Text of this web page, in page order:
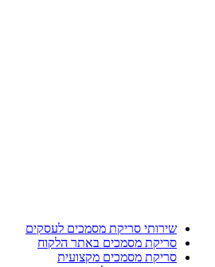
שירותי סריקת מסמכים לעסקים
סריקת מסמכים באתר הלקוח
סריקת מסמכים מקצועית